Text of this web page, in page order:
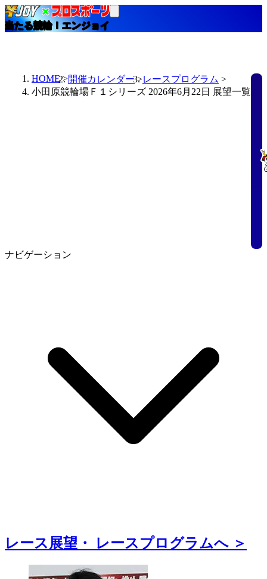
当たる競輪！エンジョイ
HOME 開催カレンダー
レースプログラム
小田原競輪場Ｆ１シリーズ 2026年6月22日 展望一覧
ナビゲーション
レース展望・ レースプログラムへ ＞